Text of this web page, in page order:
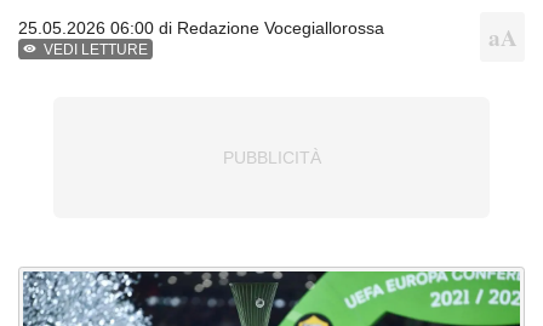
25.05.2026 06:00 di Redazione Vocegiallorossa
VEDI LETTURE